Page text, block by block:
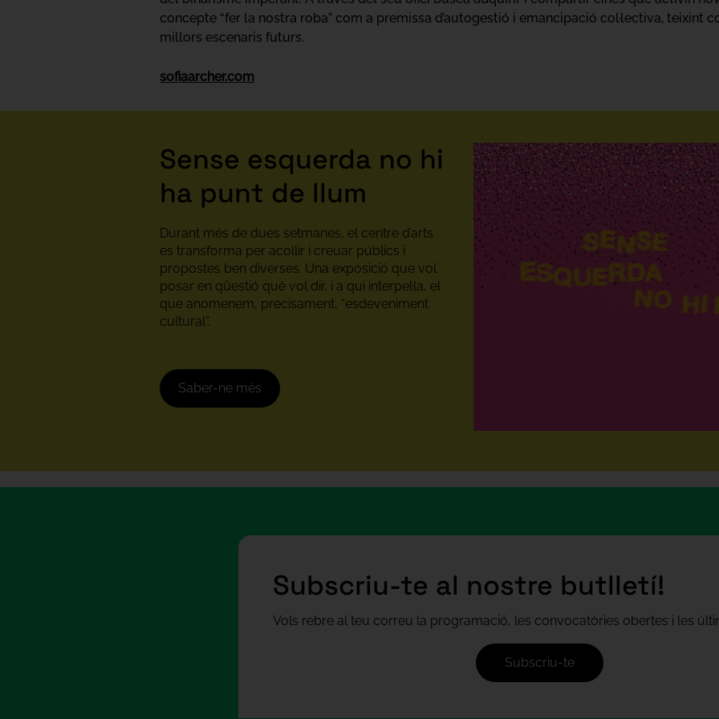
concepte “fer la nostra roba” com a premissa d’autogestió i emancipació col·lectiva, teixint
millors escenaris futurs.
sofiaarcher.com
Sense esquerda no hi
ha punt de llum
Durant més de dues setmanes, el centre d’arts
es transforma per acollir i creuar públics i
propostes ben diverses. Una exposició que vol
posar en qüestió què vol dir, i a qui interpel·la, el
que anomenem, precisament, “esdeveniment
cultural”.
Saber-ne més
Subscriu-te al nostre butlletí!
Vols rebre al teu correu la programació, les convocatòries obertes i les
Subscriu-te